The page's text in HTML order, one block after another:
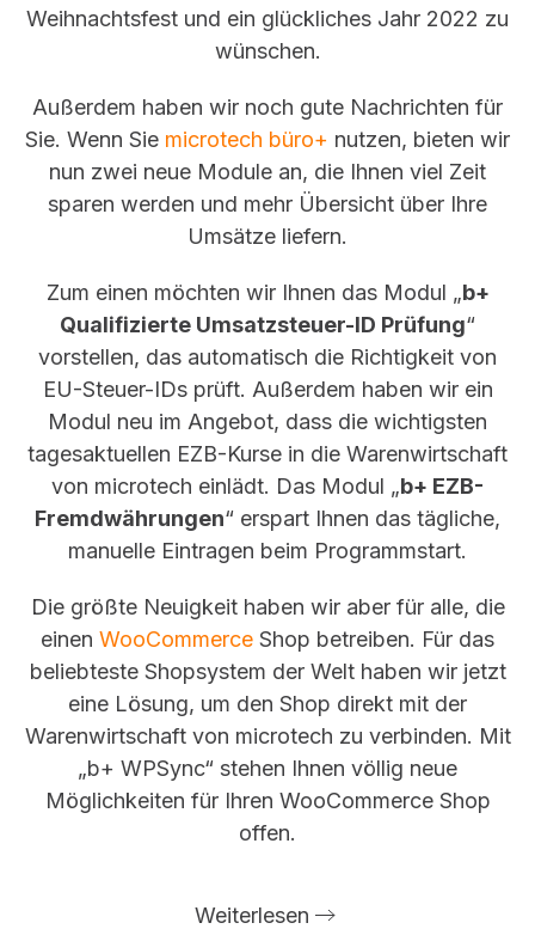
Weihnachtsfest und ein glückliches Jahr 2022 zu
wünschen.
Außerdem haben wir noch gute Nachrichten für
Sie. Wenn Sie microtech büro+ nutzen, bieten wir
nun zwei neue Module an, die Ihnen viel Zeit
sparen werden und mehr Übersicht über Ihre
Umsätze liefern.
Zum einen möchten wir Ihnen das Modul „b+
Qualifizierte Umsatzsteuer-ID Prüfung“
vorstellen, das automatisch die Richtigkeit von
EU-Steuer-IDs prüft. Außerdem haben wir ein
Modul neu im Angebot, dass die wichtigsten
tagesaktuellen EZB-Kurse in die Warenwirtschaft
von microtech einlädt. Das Modul „b+ EZB-
Fremdwährungen“ erspart Ihnen das tägliche,
manuelle Eintragen beim Programmstart.
Die größte Neuigkeit haben wir aber für alle, die
einen WooCommerce Shop betreiben. Für das
beliebteste Shopsystem der Welt haben wir jetzt
eine Lösung, um den Shop direkt mit der
Warenwirtschaft von microtech zu verbinden. Mit
„b+ WPSync“ stehen Ihnen völlig neue
Möglichkeiten für Ihren WooCommerce Shop
offen.
Weiterlesen